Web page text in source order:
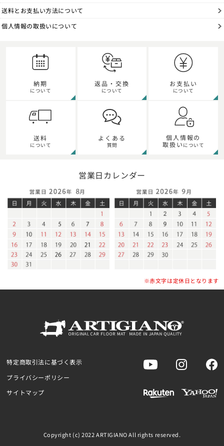
送料とお支払い方法について
個人情報の取扱いについて
納期
について
返品・交換
について
お支払い
について
送料
について
よくある
質問
個人情報の
取扱い について
営業日カレンダー
※赤文字は定休日となります
特定商取引法に基づく表示
プライバシーポリシー
サイトマップ
Copyright (c) 2022 ARTIGIANO All rights reserved.